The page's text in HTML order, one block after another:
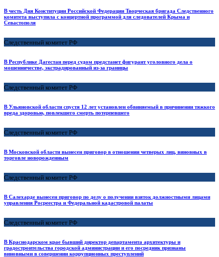
В честь Дня Конституции Российской Федерации Творческая бригада Следственного
комитета выступила с концертной программой для следователей Крыма и
Севастополя
Следственный комитет РФ
В Республике Дагестан перед судом предстанет фигурант уголовного дела о
мошенничестве, экстрадированный из-за границы
Следственный комитет РФ
В Ульяновской области спустя 12 лет установлен обвиняемый в причинении тяжкого
вреда здоровью, повлекшего смерть потерпевшего
Следственный комитет РФ
В Московской области вынесен приговор в отношении четверых лиц, виновных в
торговле новорожденным
Следственный комитет РФ
В Салехарде вынесен приговор по делу о получении взяток должностными лицами
управления Росреестра и Федеральной кадастровой палаты
Следственный комитет РФ
В Краснодарском крае бывший директор департамента архитектуры и
градостроительства городской администрации и его посредник признаны
виновными в совершении коррупционных преступлений